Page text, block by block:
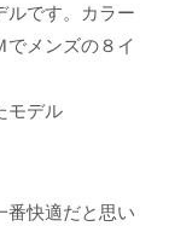
ルです。カラー
でメンズの８イ
モデル
番快適だと思い